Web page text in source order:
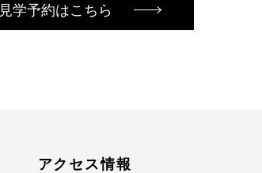
見学予約はこちら
アクセス情報